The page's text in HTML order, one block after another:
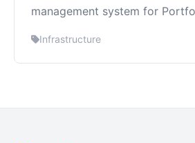
management system for
Infrastructure